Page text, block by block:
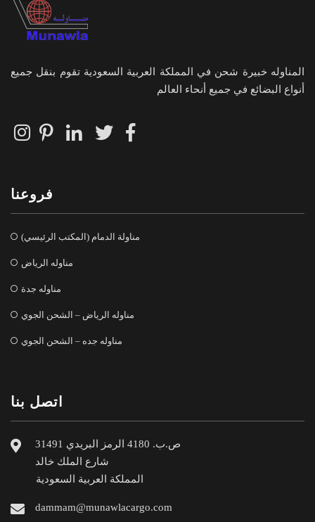
المناوله خبيرة شحن في المملكة العربية السعودية تقوم بنقل جميع
أنواع البضائع في جميع أنحاء العالم
فروعنا
مناولة الدمام (المكتب الرئيسي)
مناوله الرياض
مناوله جدة
مناوله الرياض – الشحن الجوي
مناوله جده – الشحن الجوي
اتصل بنا
ص.ب. 4180 الرمز البريدي 31491
شارع الملك خالد
المملكة العربية السعودية
dammam@munawlacargo.com